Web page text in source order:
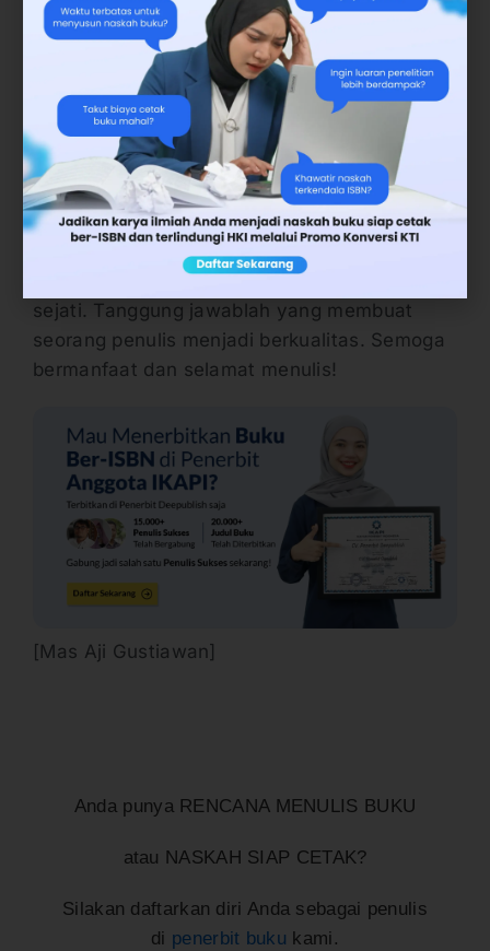
yang Anda buat adalah bentuk
keabadian ilmu Anda dengan bentuk
fisik yang lain.
Maka dari itu, salah jika orang beranggapan
bahwa orang yangcara membuat buku adalah
orang yang sejenis kutu buku, anti-sosial,
dan profit oriented. Manfaat buku memang
sangat besar selain menunjang finansial, akan
tetapi itu bukanlah tujuan utama penulis
sejati. Tanggung jawablah yang membuat
seorang penulis menjadi berkualitas. Semoga
bermanfaat dan selamat menulis!
[Mas Aji Gustiawan]
Anda punya RENCANA MENULIS BUKU
atau NASKAH SIAP CETAK?
Silakan daftarkan diri Anda sebagai penulis
di penerbit buku kami.